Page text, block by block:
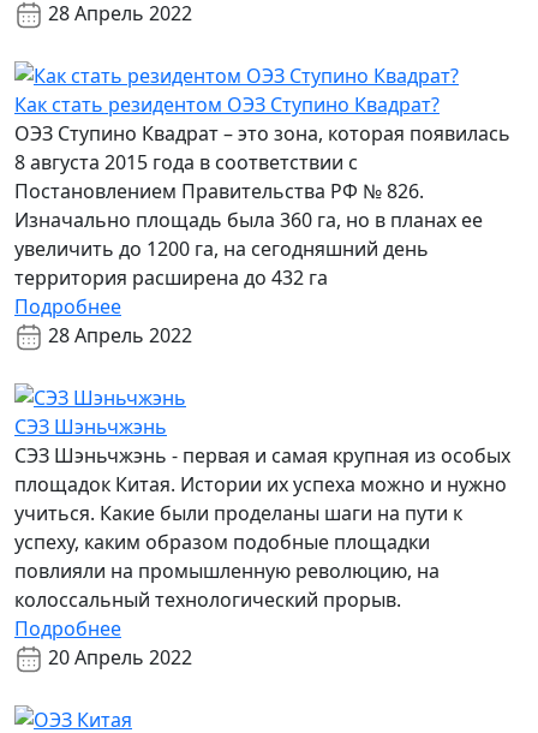
28 Апрель 2022
Как стать резидентом ОЭЗ Ступино Квадрат?
ОЭЗ Ступино Квадрат – это зона, которая появилась
8 августа 2015 года в соответствии с
Постановлением Правительства РФ № 826.
Изначально площадь была 360 га, но в планах ее
увеличить до 1200 га, на сегодняшний день
территория расширена до 432 га
Подробнее
28 Апрель 2022
СЭЗ Шэньчжэнь
СЭЗ Шэньчжэнь - первая и самая крупная из особых
площадок Китая. Истории их успеха можно и нужно
учиться. Какие были проделаны шаги на пути к
успеху, каким образом подобные площадки
повлияли на промышленную революцию, на
колоссальный технологический прорыв.
Подробнее
20 Апрель 2022